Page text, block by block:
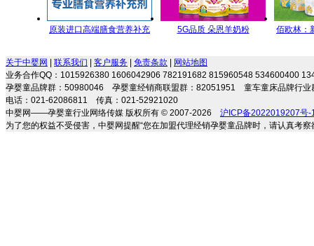
原装进口高端膳食营养补充
长
5G品质 朵恩羊奶粉
佰欧林：
关于中婴网
联系我们 客户服务 免责条款
网站地图
业务合作QQ：1015926380 1606042906 782191682 815960548 534600400
孕婴童品牌群：50980046 孕婴童经销商联盟群：82051951 童车童床品牌行
电话：021-62086811 传真：021-52921020
中婴网——孕婴童行业网络传媒 版权所有 © 2007-2026 沪ICP备2022019207号-
为了您的权益不受侵害，中婴网提醒“您在加盟代理经销孕婴童品牌时，请认真考